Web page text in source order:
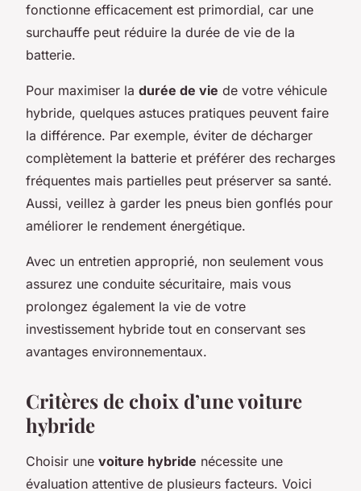
fonctionne efficacement est primordial, car une
surchauffe peut réduire la durée de vie de la
batterie.
Pour maximiser la durée de vie de votre véhicule
hybride, quelques astuces pratiques peuvent faire
la différence. Par exemple, éviter de décharger
complètement la batterie et préférer des recharges
fréquentes mais partielles peut préserver sa santé.
Aussi, veillez à garder les pneus bien gonflés pour
améliorer le rendement énergétique.
Avec un entretien approprié, non seulement vous
assurez une conduite sécuritaire, mais vous
prolongez également la vie de votre
investissement hybride tout en conservant ses
avantages environnementaux.
Critères de choix d’une voiture
hybride
Choisir une voiture hybride nécessite une
évaluation attentive de plusieurs facteurs. Voici